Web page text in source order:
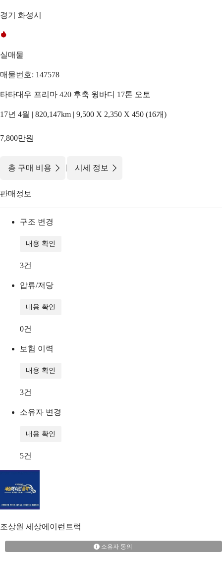
경기 화성시
실매물
매물번호: 147578
타타대우 프리마 420 후축 윙바디 17톤 오토
17년 4월 | 820,147km | 9,500 X 2,350 X 450 (16개)
7,800만원
총 구매 비용 | 시세 정보
판매정보
구조 변경
내용 확인
3건
압류/저당
내용 확인
0건
보험 이력
내용 확인
3건
소유자 변경
내용 확인
5건
조상원 세상에이런트럭
소유자 동의